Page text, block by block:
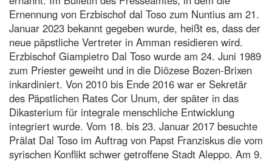
Ernennung von Erzbischof dal Toso zum Nuntius am 21.
Januar 2023 bekannt gegeben wurde, heißt es, dass der
neue päpstliche Vertreter in Amman residieren wird.
Erzbischof Giampietro Dal Toso wurde am 24. Juni 1989
zum Priester geweiht und in die Diözese Bozen-Brixen
inkardiniert. Von 2010 bis Ende 2016 war er Sekretär
des Päpstlichen Rates Cor Unum, der später in das
Dikasterium für integrale menschliche Entwicklung
integriert wurde. Vom 18. bis 23. Januar 2017 besuchte
Prälat Dal Toso im Auftrag von Papst Franziskus die vom
syrischen Konflikt schwer getroffene Stadt Aleppo. Am 9.